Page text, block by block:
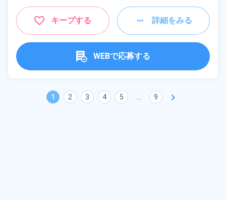
キープする 詳細をみる
WEBで応募する
1 2 3 4 5 9 chevron_right